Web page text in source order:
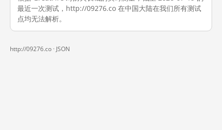
最近一次测试，http://09276.co 在中国大陆在我们所有测试
点均无法解析。
http://09276.co · JSON